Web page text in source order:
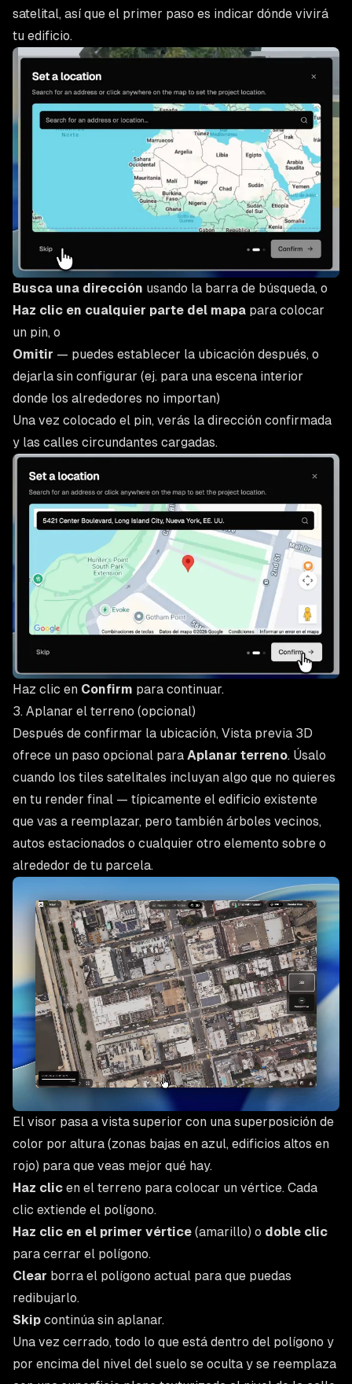
satelital, así que el primer paso es indicar dónde vivirá
tu edificio.
Busca una dirección usando la barra de búsqueda, o
Haz clic en cualquier parte del mapa para colocar
un pin, o
Omitir — puedes establecer la ubicación después, o
dejarla sin configurar (ej. para una escena interior
donde los alrededores no importan)
Una vez colocado el pin, verás la dirección confirmada
y las calles circundantes cargadas.
Haz clic en Confirm para continuar.
3. Aplanar el terreno (opcional)
Después de confirmar la ubicación, Vista previa 3D
ofrece un paso opcional para Aplanar terreno. Úsalo
cuando los tiles satelitales incluyan algo que no quieres
en tu render final — típicamente el edificio existente
que vas a reemplazar, pero también árboles vecinos,
autos estacionados o cualquier otro elemento sobre o
alrededor de tu parcela.
El visor pasa a vista superior con una superposición de
color por altura (zonas bajas en azul, edificios altos en
rojo) para que veas mejor qué hay.
Haz clic en el terreno para colocar un vértice. Cada
clic extiende el polígono.
Haz clic en el primer vértice (amarillo) o doble clic
para cerrar el polígono.
Clear borra el polígono actual para que puedas
redibujarlo.
Skip continúa sin aplanar.
Una vez cerrado, todo lo que está dentro del polígono y
por encima del nivel del suelo se oculta y se reemplaza